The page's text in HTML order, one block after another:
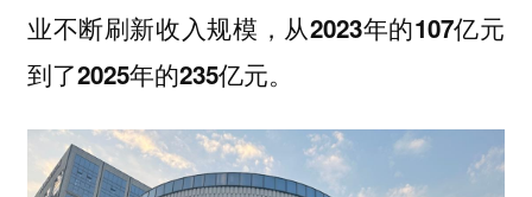
业不断刷新收入规模，从2023年的107亿元
到了2025年的235亿元。